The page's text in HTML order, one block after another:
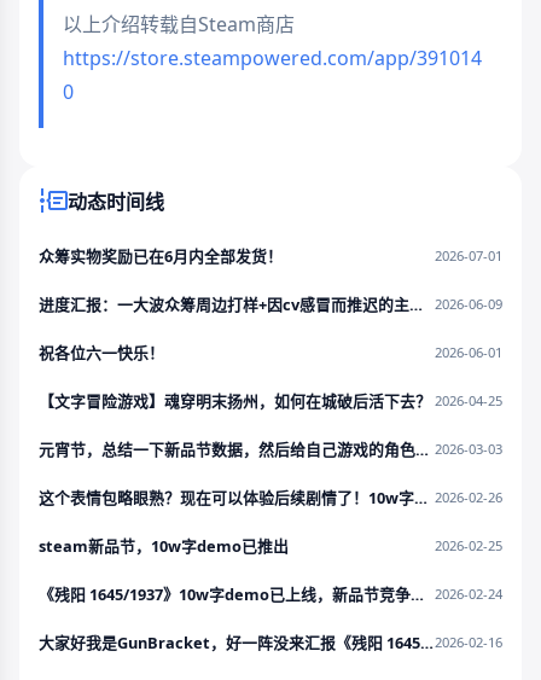
以上介绍转载自Steam商店
https://store.steampowered.com/app/391014
0
动态时间线
众筹实物奖励已在6月内全部发货！ 2026-07-01
进度汇报：一大波众筹周边打样+因cv感冒而推迟的主题曲录制 2026-06-09
祝各位六一快乐！ 2026-06-01
【文字冒险游戏】魂穿明末扬州，如何在城破后活下去？ 2026-04-25
元宵节，总结一下新品节数据，然后给自己游戏的角色过生日！ 2026-03-03
这个表情包略眼熟？现在可以体验后续剧情了！10w字demo已更新！ 2026-02-26
steam新品节，10w字demo已推出 2026-02-25
《残阳 1645/1937》10w字demo已上线，新品节竞争激烈+被bug创飞 2026-02-24
大家好我是GunBracket，好一阵没来汇报《残阳 1645/1937》的开发进度了，今天是岁末除......2026-02-16